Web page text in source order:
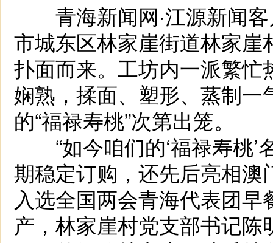
青海新闻网·江源新闻客
市城东区林家崖街道林家崖
扑面而来。工坊内一派繁
娴熟，揉面、塑形、蒸制
的“福禄寿桃”次第出笼。
“如今咱们的‘福禄寿桃’
期稳定订购，还先后亮相
入选全国两会青海代表团
产，林家崖村党支部书记